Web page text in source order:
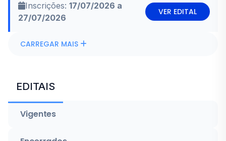
EDITAIS
Vigentes
Inscrições: 17/07/2026 a
27/07/2026
VER EDITAL
CARREGAR MAIS